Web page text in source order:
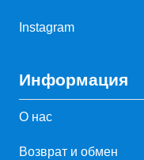
Instagram
Информация
О нас
Возврат и обмен